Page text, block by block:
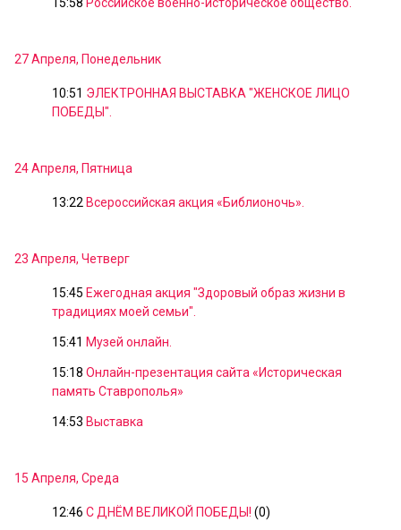
27 Апреля, Понедельник
10:51 ЭЛЕКТРОННАЯ ВЫСТАВКА "ЖЕНСКОЕ ЛИЦО
ПОБЕДЫ".
24 Апреля, Пятница
13:22 Всероссийская акция «Библионочь».
23 Апреля, Четверг
15:45 Ежегодная акция "Здоровый образ жизни в
традициях моей семьи".
15:41 Музей онлайн.
15:18 Онлайн-презентация сайта «Историческая
память Ставрополья»
14:53 Выставка
15 Апреля, Среда
12:46 С ДНЁМ ВЕЛИКОЙ ПОБЕДЫ! (0)